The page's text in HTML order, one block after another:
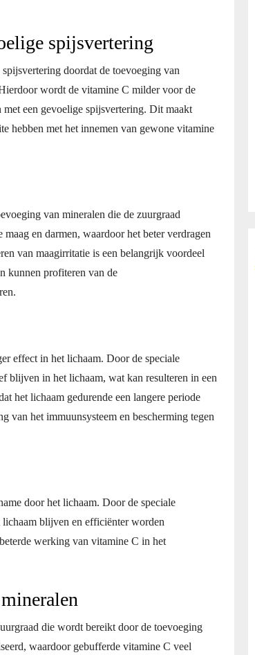
spijsvertering
doordat de toevoeging van
wordt de vitamine C milder voor de
een gevoelige spijsvertering. Dit maakt
hebben met het innemen van gewone vitamine
van mineralen die de zuurgraad
en darmen, waardoor het beter verdragen
van maagirritatie is een belangrijk voordeel
kunnen profiteren van de
effect in het lichaam. Door de speciale
blijven in het lichaam, wat kan resulteren in een
het lichaam gedurende een langere periode
van het immuunsysteem en bescherming tegen
door het lichaam. Door de speciale
blijven en efficiënter worden
werking van vitamine C in het
die wordt bereikt door de toevoeging
waardoor gebufferde vitamine C veel